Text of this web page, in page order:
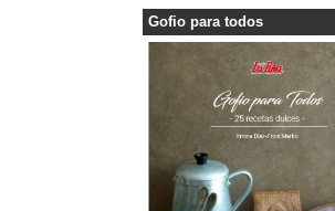
Gofio para todos